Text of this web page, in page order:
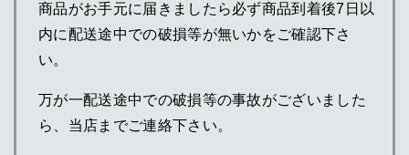
商品がお手元に届きましたら必ず商品到着後7日以
内に配送途中での破損等が無いかをご確認下さ
い。
万が一配送途中での破損等の事故がございました
ら、当店までご連絡下さい。